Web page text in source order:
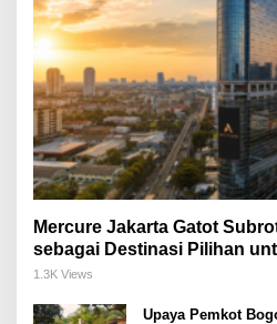
Mercure Jakarta Gatot
sebagai Destinasi Pilihan
Meeting, dan Kuliner di
1.3K Views
Upaya Pemkot